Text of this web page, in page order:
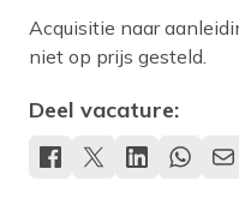
Acquisitie naar
niet op prijs gesteld.
Deel vacature: